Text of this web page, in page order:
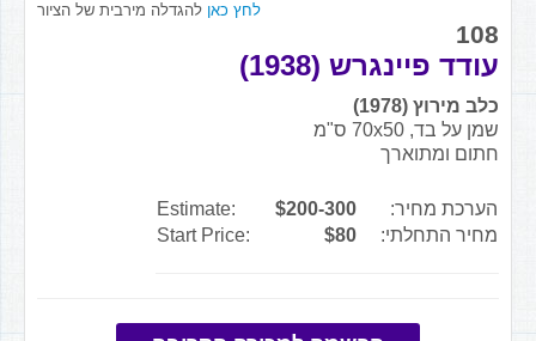
לחץ כאן להגדלה מירבית של הציור
108
עודד פיינגרש (1938)
כלב מירוץ (1978)
שמן על בד, 70x50 ס"מ
חתום ומתוארך
הערכת מחיר: $200-300
Estimate:
מחיר התחלתי:
$80
Start Price: